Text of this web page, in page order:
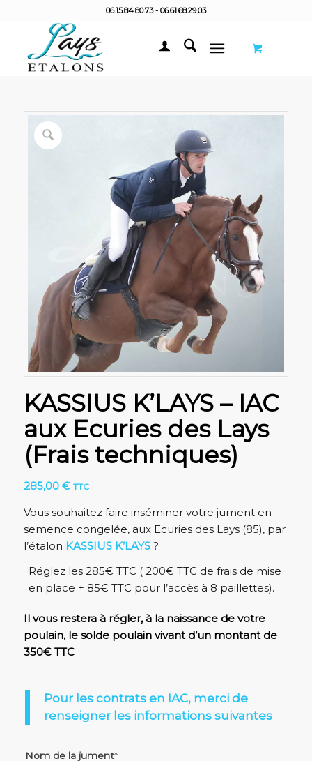
06.15.84.80.73 - 06.61.68.29.03
KASSIUS K’LAYS – IAC
aux Ecuries des Lays
(Frais techniques)
285,00 € TTC
Vous souhaitez faire inséminer votre jument en
semence congelée, aux Ecuries des Lays (85), par
l’étalon KASSIUS K’LAYS?
Réglez les 285€ TTC ( 200€ TTC de frais de mise
en place + 85€ TTC pour l’accès à 8 paillettes).
Il vous restera à régler, à la naissance de votre
poulain, le solde poulain vivant d’un montant de
350€ TTC
Pour les contrats en IAC, merci de
renseigner les informations suivantes
Nom de la jument*